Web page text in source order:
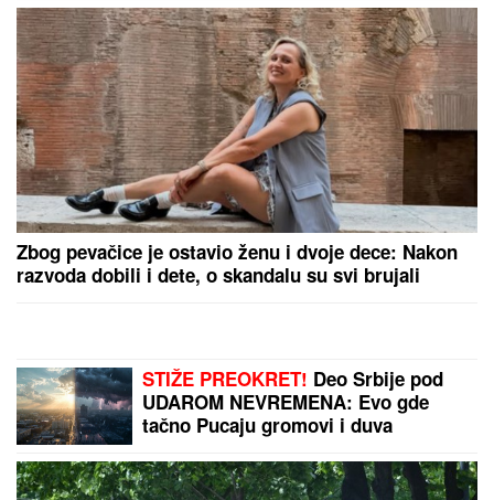
Zbog pevačice je ostavio ženu i dvoje dece: Nakon
razvoda dobili i dete, o skandalu su svi brujali
STIŽE PREOKRET! Deo Srbije pod
UDAROM NEVREMENA: Evo gde
tačno Pucaju gromovi i duva